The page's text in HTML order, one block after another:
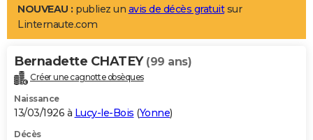
LIFESTYLE
Art de vivre
Bien-être
Loisirs
Mode
Modes de vie
Alimentation
Guide de la santé
Maladies
Médicaments
Sommeil
VOYAGE
Destinations
City break
Voyage nature
Voyage de noces
Forum
Climat
+PHOTO
GUIDES D'ACHAT
NOUVEAU : publiez un avis de décès gratuitsur
Linternaute.com
Bernadette CHATEY (99 ans)
Créer une cagnotte obsèques
Naissance
13/03/1926 à Lucy-le-Bois (Yonne)
Décès